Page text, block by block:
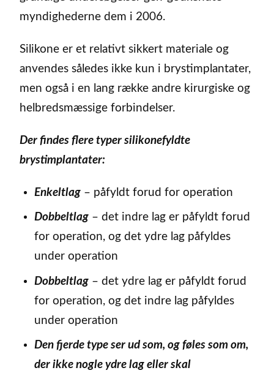
myndighederne dem i 2006.
Silikone er et relativt sikkert materiale og
anvendes således ikke kun i brystimplantater,
men også i en lang række andre kirurgiske og
helbredsmæssige forbindelser.
Der findes flere typer silikonefyldte
brystimplantater:
Enkeltlag– påfyldt forud for operation
Dobbeltlag– det indre lag er påfyldt forud
for operation, og det ydre lag påfyldes
under operation
Dobbeltlag– det ydre lag er påfyldt forud
for operation, og det indre lag påfyldes
under operation
Den fjerde type ser ud som, og føles som om,
der ikke nogle ydre lag eller skal